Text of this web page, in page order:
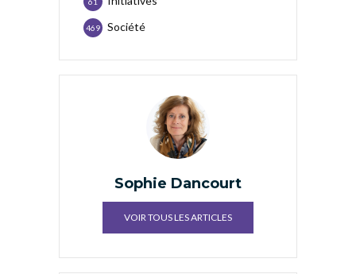
Société
469
Sophie Dancourt
VOIR TOUS LES ARTICLES